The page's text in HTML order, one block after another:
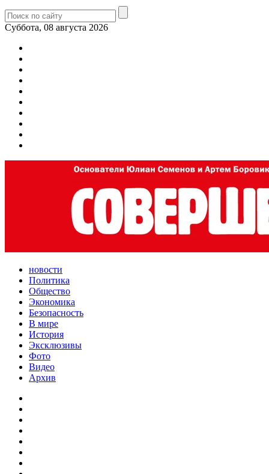
Суббота, 08 августа 2026
новости
Политика
Общество
Экономика
Безопасность
В мире
История
Эксклюзивы
Фото
Видео
Архив